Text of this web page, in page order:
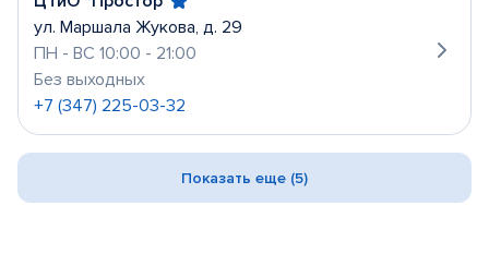
ул. Маршала Жукова, д. 29
ПН - ВС 10:00 - 21:00
Без выходных
+7 (347) 225-03-32
Показать еще (5)